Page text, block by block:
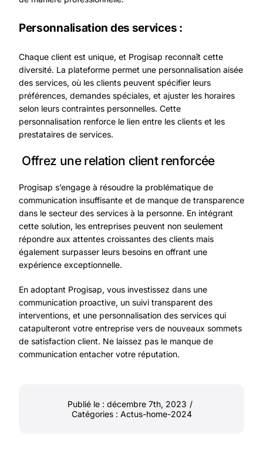
Personnalisation des services :
Chaque client est unique, et Progisap reconnaît cette
diversité. La plateforme permet une personnalisation aisée
des services, où les clients peuvent spécifier leurs
préférences, demandes spéciales, et ajuster les horaires
selon leurs contraintes personnelles. Cette
personnalisation renforce le lien entre les clients et les
prestataires de services.
Offrez une relation client renforcée
Progisap s’engage à résoudre la problématique de
communication insuffisante et de manque de transparence
dans le secteur des services à la personne. En intégrant
cette solution, les entreprises peuvent non seulement
répondre aux attentes croissantes des clients mais
également surpasser leurs besoins en offrant une
expérience exceptionnelle.
En adoptant Progisap, vous investissez dans une
communication proactive, un suivi transparent des
interventions, et une personnalisation des services qui
catapulteront votre entreprise vers de nouveaux sommets
de satisfaction client. Ne laissez pas le manque de
communication entacher votre réputation.
Publié le : décembre 7th, 2023 /
Catégories : Actus-home-2024